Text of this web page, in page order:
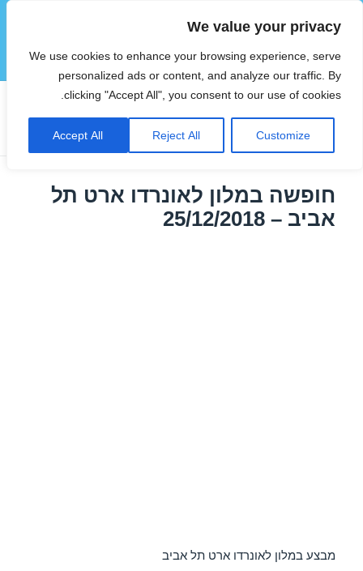
We value your privacy
We use cookies to enhance your browsing experience, serve
personalized ads or content, and analyze our traffic. By
clicking "Accept All", you consent to our use of cookies.
Customize
Reject All
Accept All
הוטצימר
תפריטים
ווידג'טים
תגית:דילים בתל אביב
חופשה במלון לאונרדו ארט תל
אביב – 25/12/2018
מבצע במלון לאונרדו ארט תל אביב